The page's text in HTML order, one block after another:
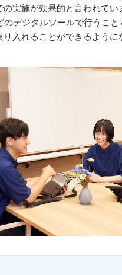
の実施が効果的と言われて
のデジタルツールで行うこ
入れることができるように